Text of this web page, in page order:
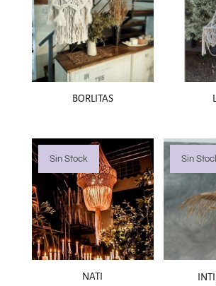
BORLITAS
Sin Stock
NATI
Sin
INTI